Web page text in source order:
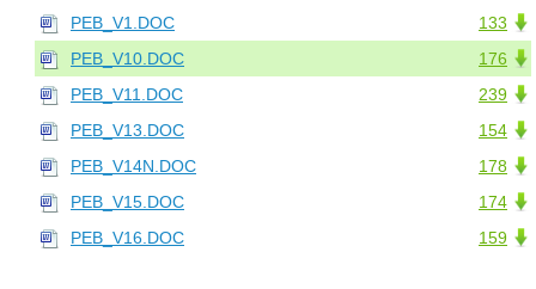
133
PEB_V1.DOC
176
PEB_V10.DOC
239
PEB_V11.DOC
154
PEB_V13.DOC
178
PEB_V14N.DOC
174
PEB_V15.DOC
159
PEB_V16.DOC